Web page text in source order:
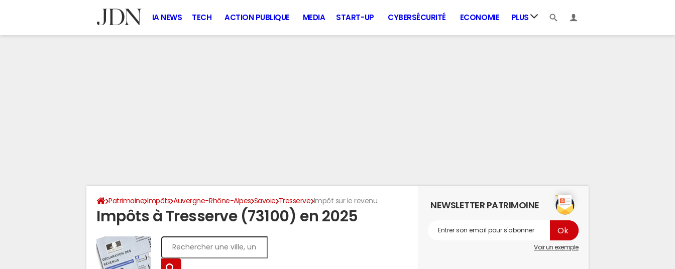
IA NEWS TECH ACTION PUBLIQUE MEDIA START-UP CYBERSÉCURITÉ ECONOMIE PLUS
Patrimoine Impôts Auvergne-Rhône-Alpes Savoie Tresserve Impôt sur le revenu
Impôts à Tresserve (73100) en 2025
NEWSLETTER PATRIMOINE
Voir un exemple